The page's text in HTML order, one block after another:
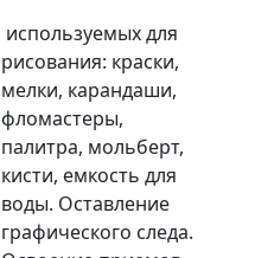
используемых для
рисования: краски,
мелки, карандаши,
фломастеры,
палитра, мольберт,
кисти, емкость для
воды. Оставление
графического следа.